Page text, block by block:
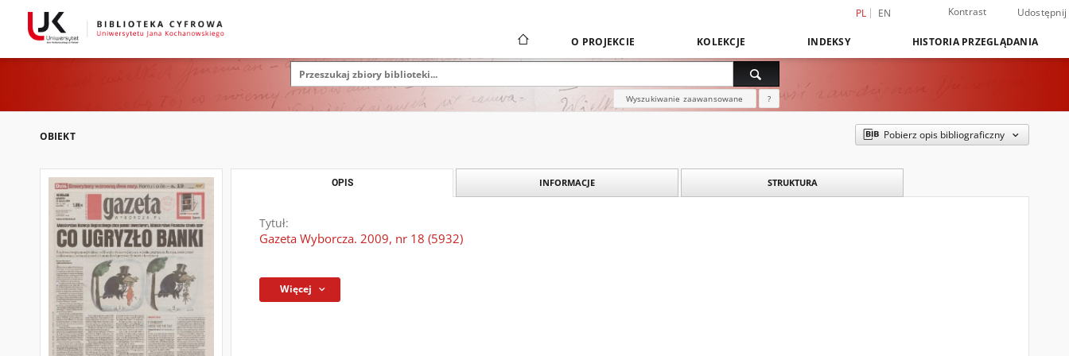
PL EN Kontrast Udostępnij
O PROJEKCIE KOLEKCJE INDEKSY HISTORIA PRZEGLĄDANIA
Wyszukiwanie zaawansowane ?
OBIEKT Pobierz opis bibliograficzny
OPIS INFORMACJE STRUKTURA
Tytuł:
Gazeta Wyborcza. 2009, nr 18 (5932)
Więcej